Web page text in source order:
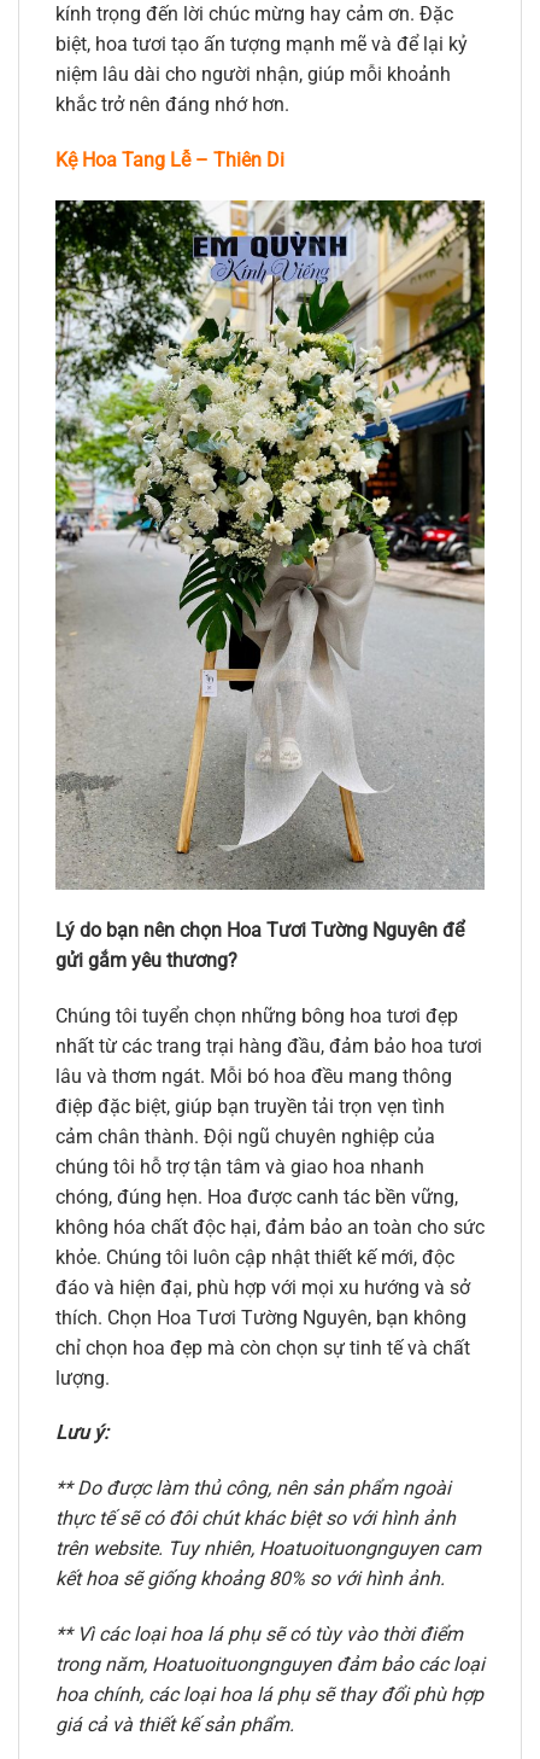
kính trọng đến lời chúc mừng hay cảm ơn. Đặc
biệt, hoa tươi tạo ấn tượng mạnh mẽ và để lại kỷ
niệm lâu dài cho người nhận, giúp mỗi khoảnh
khắc trở nên đáng nhớ hơn.
Kệ Hoa Tang Lễ – Thiên Di
Lý do bạn nên chọn Hoa Tươi Tường Nguyên để
gửi gắm yêu thương?
Chúng tôi tuyển chọn những bông hoa tươi đẹp
nhất từ các trang trại hàng đầu, đảm bảo hoa tươi
lâu và thơm ngát. Mỗi bó hoa đều mang thông
điệp đặc biệt, giúp bạn truyền tải trọn vẹn tình
cảm chân thành. Đội ngũ chuyên nghiệp của
chúng tôi hỗ trợ tận tâm và giao hoa nhanh
chóng, đúng hẹn. Hoa được canh tác bền vững,
không hóa chất độc hại, đảm bảo an toàn cho sức
khỏe. Chúng tôi luôn cập nhật thiết kế mới, độc
đáo và hiện đại, phù hợp với mọi xu hướng và sở
thích. Chọn Hoa Tươi Tường Nguyên, bạn không
chỉ chọn hoa đẹp mà còn chọn sự tinh tế và chất
lượng.
Lưu ý:
** Do được làm thủ công, nên sản phẩm ngoài
thực tế sẽ có đôi chút khác biệt so với hình ảnh
trên website. Tuy nhiên, Hoatuoituongnguyen cam
kết hoa sẽ giống khoảng 80% so với hình ảnh.
** Vì các loại hoa lá phụ sẽ có tùy vào thời điểm
trong năm, Hoatuoituongnguyen đảm bảo các loại
hoa chính, các loại hoa lá phụ sẽ thay đổi phù hợp
giá cả và thiết kế sản phẩm.